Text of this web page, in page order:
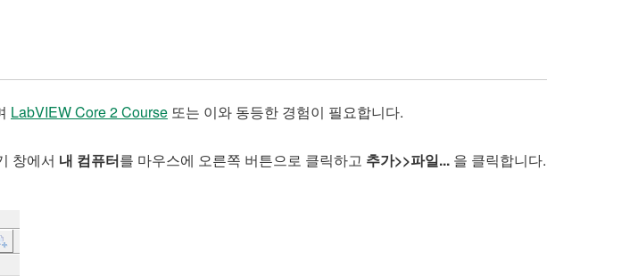
LabVIEW Core 2 Course 또는 이와 동등한 경험이 필요합니다.
창에서 내 컴퓨터를 마우스에 오른쪽 버튼으로 클릭하고 추가>>파일... 을 클릭합니다.